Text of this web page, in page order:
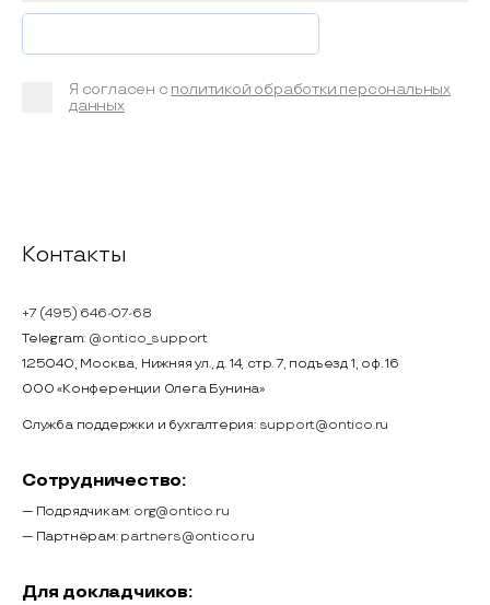
Я согласен с политикой обработки персональных
данных
Контакты
+7 (495) 646-07-68
Telegram: @ontico_support
125040, Москва, Нижняя ул., д. 14, стр. 7, подъезд 1, оф. 16
ООО «Конференции Олега Бунина»
Служба поддержки и бухгалтерия: support@ontico.ru
Сотрудничество:
— Подрядчикам: org@ontico.ru
— Партнёрам: partners@ontico.ru
Для докладчиков: